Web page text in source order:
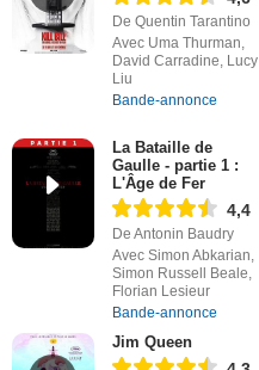
De Quentin Tarantino
Avec Uma Thurman,
David Carradine, Lucy
Liu
Bande-annonce
La Bataille de
Gaulle - partie 1 :
L'Âge de Fer
4,4
De Antonin Baudry
Avec Simon Abkarian,
Simon Russell Beale,
Florian Lesieur
Bande-annonce
Jim Queen